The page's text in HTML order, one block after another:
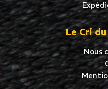
Le Cri
Nous